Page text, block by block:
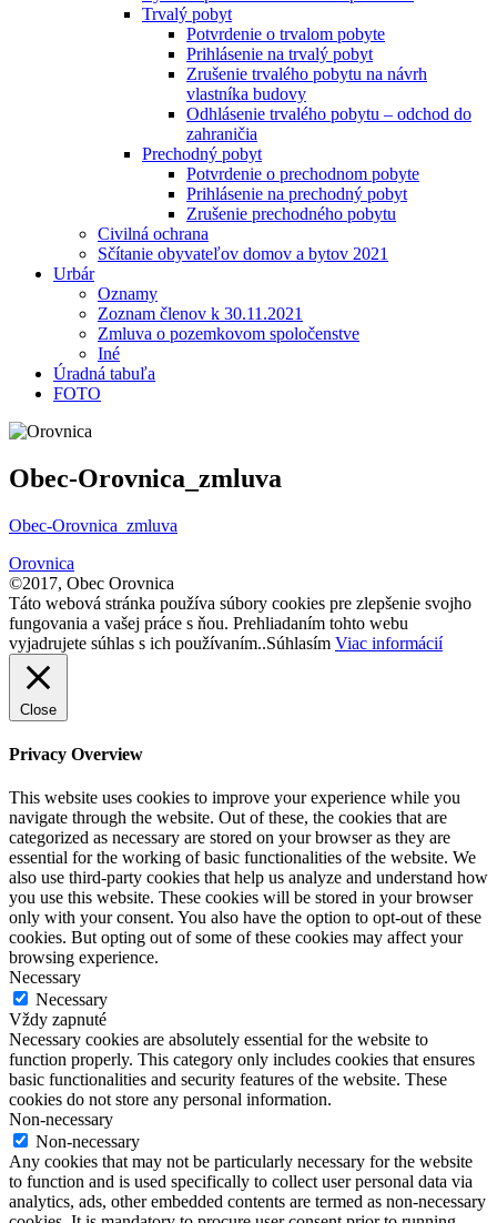
Trvalý pobyt
Potvrdenie o trvalom pobyte
Prihlásenie na trvalý pobyt
Zrušenie trvalého pobytu na návrh
vlastníka budovy
Odhlásenie trvalého pobytu – odchod do
zahraničia
Prechodný pobyt
Potvrdenie o prechodnom pobyte
Prihlásenie na prechodný pobyt
Zrušenie prechodného pobytu
Civilná ochrana
Sčítanie obyvateľov domov a bytov 2021
Urbár
Oznamy
Zoznam členov k 30.11.2021
Zmluva o pozemkovom spoločenstve
Iné
Úradná tabuľa
FOTO
Obec-Orovnica_zmluva
Obec-Orovnica_zmluva
Orovnica
©2017, Obec Orovnica
Táto webová stránka používa súbory cookies pre zlepšenie svojho
fungovania a vašej práce s ňou. Prehliadaním tohto webu
vyjadrujete súhlas s ich používaním..Súhlasím Viac informácií
Close
Privacy Overview
This website uses cookies to improve your experience while you
navigate through the website. Out of these, the cookies that are
categorized as necessary are stored on your browser as they are
essential for the working of basic functionalities of the website. We
also use third-party cookies that help us analyze and understand how
you use this website. These cookies will be stored in your browser
only with your consent. You also have the option to opt-out of these
cookies. But opting out of some of these cookies may affect your
browsing experience.
Necessary
Necessary
Vždy zapnuté
Necessary cookies are absolutely essential for the website to
function properly. This category only includes cookies that ensures
basic functionalities and security features of the website. These
cookies do not store any personal information.
Non-necessary
Non-necessary
Any cookies that may not be particularly necessary for the website
to function and is used specifically to collect user personal data via
analytics, ads, other embedded contents are termed as non-necessary